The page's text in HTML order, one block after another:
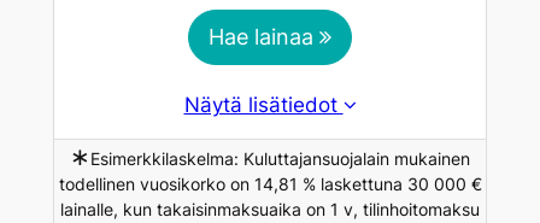
Hae lainaa
Näytä lisätiedot
∗ Esimerkkilaskelma: Kuluttajansuojalain mukainen
todellinen vuosikorko on 14,81 % laskettuna 30 000 €
lainalle, kun takaisinmaksuaika on 1 v, tilinhoitomaksu